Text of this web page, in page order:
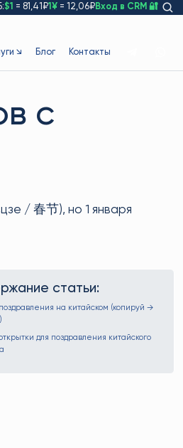
$1 = 81,41₽1¥ = 12,06₽Вход в CRM 🔐
↘ Блог Контакты
с
/ 春节), но 1 января
статьи:
на китайском (копируй →
для поздравления китайского